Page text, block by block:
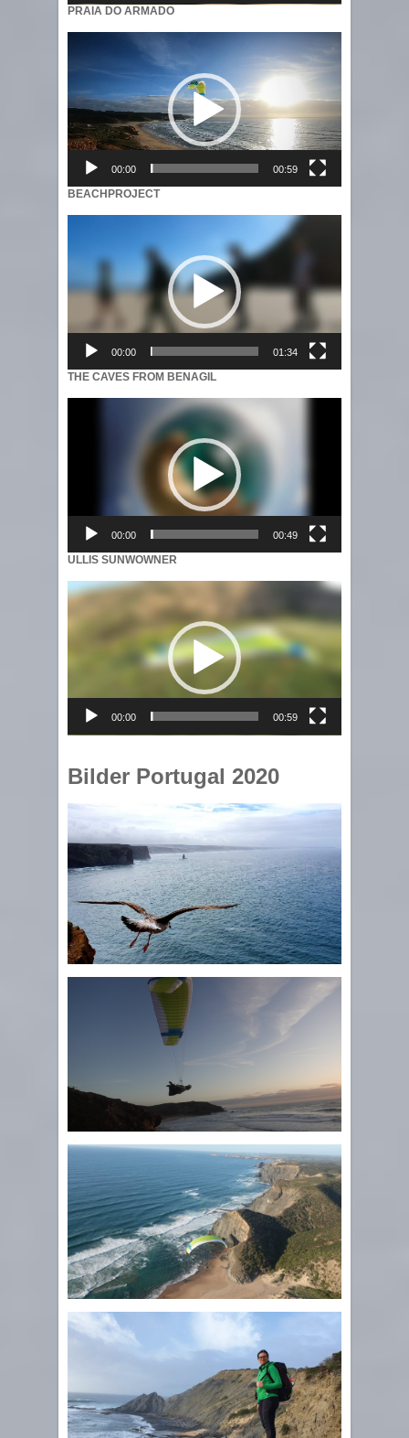
PRAIA DO ARMADO
00:00 00:59
BEACHPROJECT
00:00 01:34
THE CAVES FROM BENAGIL
00:00 00:49
ULLIS SUNWOWNER
Video
Player
00:00 00:59
Bilder Portugal 2020